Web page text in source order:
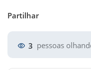
Partilhar
3 pessoas